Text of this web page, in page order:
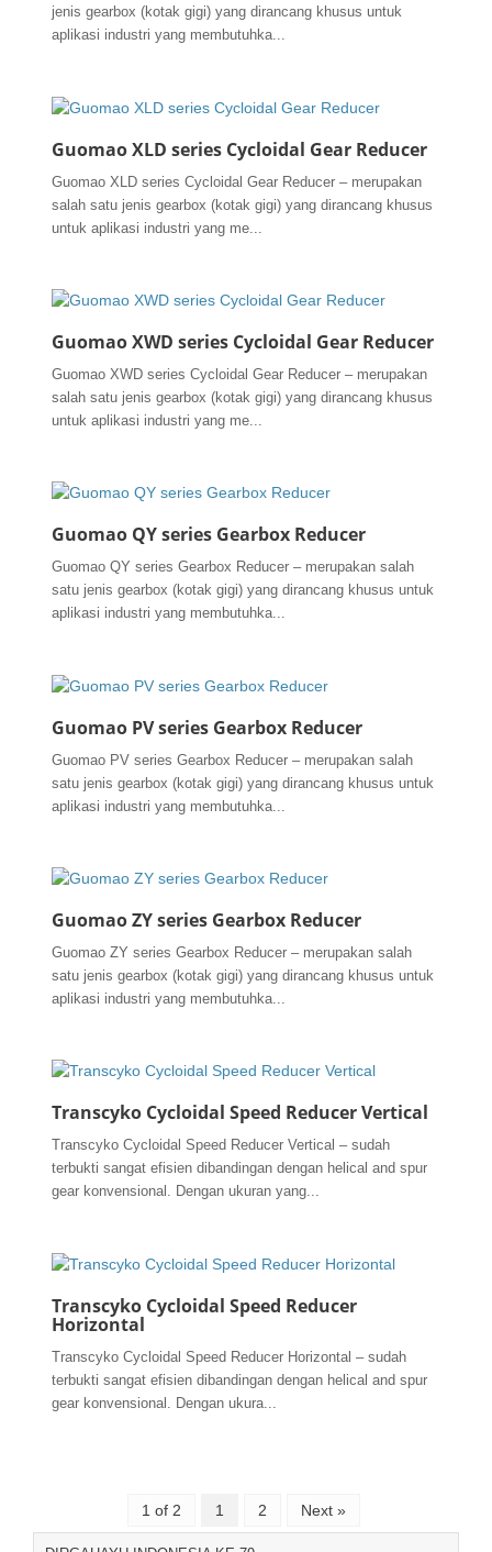
jenis gearbox (kotak gigi) yang dirancang khusus untuk
aplikasi industri yang membutuhka...
Guomao XLD series Cycloidal Gear Reducer
Guomao XLD series Cycloidal Gear Reducer – merupakan
salah satu jenis gearbox (kotak gigi) yang dirancang khusus
untuk aplikasi industri yang me...
Guomao XWD series Cycloidal Gear Reducer
Guomao XWD series Cycloidal Gear Reducer – merupakan
salah satu jenis gearbox (kotak gigi) yang dirancang khusus
untuk aplikasi industri yang me...
Guomao QY series Gearbox Reducer
Guomao QY series Gearbox Reducer – merupakan salah
satu jenis gearbox (kotak gigi) yang dirancang khusus untuk
aplikasi industri yang membutuhka...
Guomao PV series Gearbox Reducer
Guomao PV series Gearbox Reducer – merupakan salah
satu jenis gearbox (kotak gigi) yang dirancang khusus untuk
aplikasi industri yang membutuhka...
Guomao ZY series Gearbox Reducer
Guomao ZY series Gearbox Reducer – merupakan salah
satu jenis gearbox (kotak gigi) yang dirancang khusus untuk
aplikasi industri yang membutuhka...
Transcyko Cycloidal Speed Reducer Vertical
Transcyko Cycloidal Speed Reducer Vertical – sudah
terbukti sangat efisien dibandingan dengan helical and spur
gear konvensional. Dengan ukuran yang...
Transcyko Cycloidal Speed Reducer
Horizontal
Transcyko Cycloidal Speed Reducer Horizontal – sudah
terbukti sangat efisien dibandingan dengan helical and spur
gear konvensional. Dengan ukura...
1 of 2 1 2 Next »